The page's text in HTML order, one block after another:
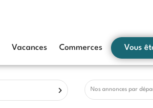
Vacances Commerces Vous
Nos annonces par